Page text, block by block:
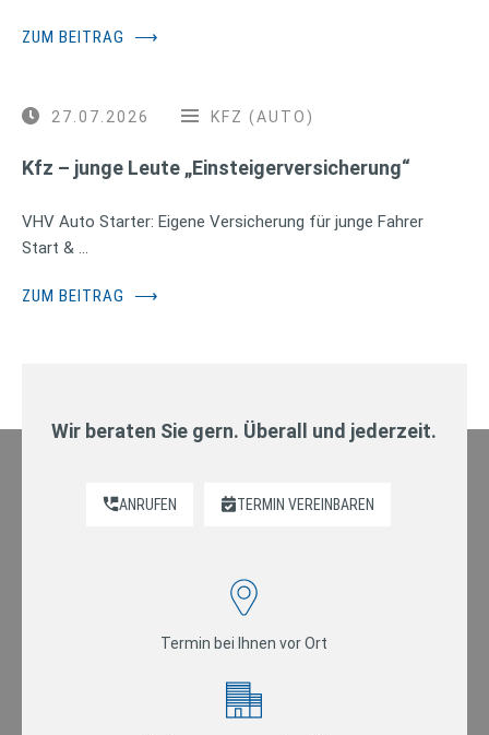
ZUM BEITRAG ⟶
27.07.2026 KFZ (AUTO)
Kfz – junge Leute „Einsteigerversicherung“
VHV Auto Starter: Eigene Versicherung für junge Fahrer
Start & …
ZUM BEITRAG ⟶
Wir beraten Sie gern. Überall und jederzeit.
ANRUFEN TERMIN VEREINBAREN
Termin bei Ihnen vor Ort